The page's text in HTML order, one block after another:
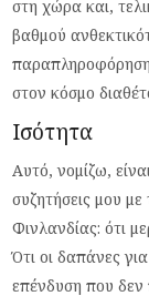
στη χώρα και,
βαθμού
στον κόσμο
Ισότητα
Αυτό, νομίζω,
συζητήσεις μου
Φινλανδίας: ότι
Ότι οι δαπάνες
επένδυση που δεν